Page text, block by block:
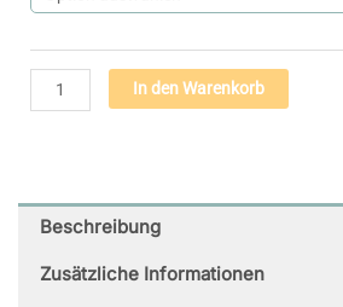
(39)
-
Premium
Poster
Menge
In den Warenkorb
Beschreibung
Zusätzliche Informationen